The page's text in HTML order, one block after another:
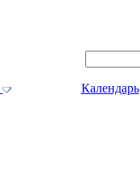
Календарь